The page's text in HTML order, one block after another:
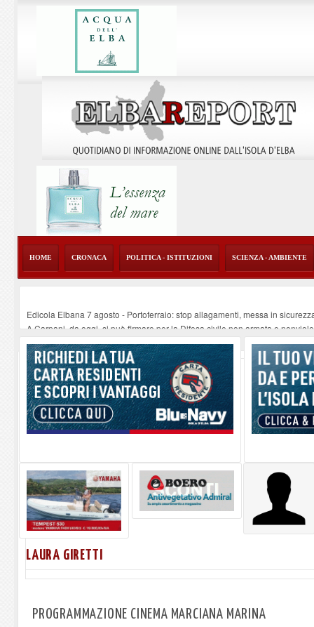
HOME CRONACA POLITICA - ISTITUZIONI SCIENZA - AMBIENTE
Edicola Elbana 7 agosto - Portoferraio: stop allagamenti, messa in
A Carpani, da oggi, si può firmare per la Difesa civile non armata e
Elba Open Water Race, il progetto cresce: Acqua dell'Elba, Locman e Blu
Serata musicale all'Oratorio di Santo Stefano alle Trane
- 07-08-2026
Stasera a Procchio il Quiz Musicale- 07-08-2026
LAURA GIRETTI
PROGRAMMAZIONE CINEMA MARCIANA MARINA